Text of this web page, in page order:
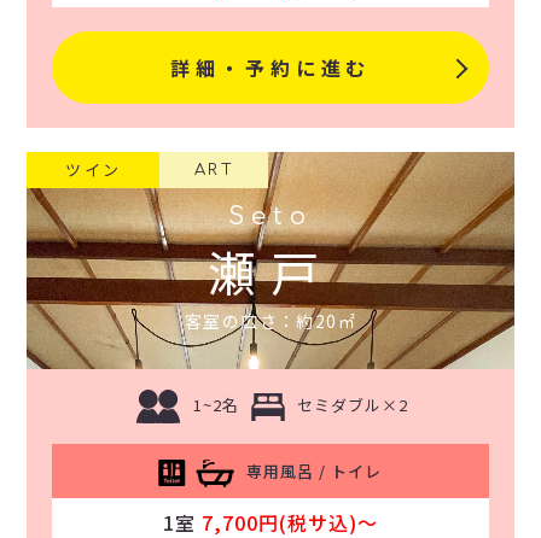
詳細・予約に進む
Seto
瀬戸
客室の広さ：約20㎡
1~2名 セミダブル×2
専用風呂 / トイレ
1室 7,700円(税サ込)〜
ツイン ART